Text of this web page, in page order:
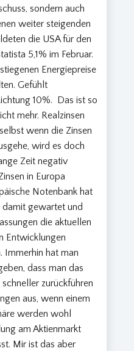
sondern auch
weiter steigenden
die USA für den
5,1% im Februar.
Energiepreise
Gefühlt
10%. Das ist so
mehr. Realzinsen
wenn die Zinsen
wird es doch
Zeit negativ
in Europa
Notenbank hat
damit gewartet und
die aktuellen
Entwicklungen
Immerhin hat man
dass man das
zurückführen
aus, wenn einem
werden wohl
am Aktienmarkt
Mir ist das aber